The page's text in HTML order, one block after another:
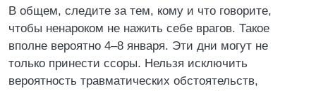
В общем, следите за тем, кому и что говорите,
чтобы ненароком не нажить себе врагов. Такое
вполне вероятно 4–8 января. Эти дни могут не
только принести ссоры. Нельзя исключить
вероятность травматических обстоятельств,